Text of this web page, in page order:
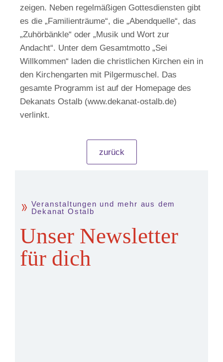
zeigen. Neben regelmäßigen Gottesdiensten gibt
es die „Familienträume“, die „Abendquelle“, das
„Zuhörbänkle“ oder „Musik und Wort zur
Andacht“. Unter dem Gesamtmotto „Sei
Willkommen“ laden die christlichen Kirchen ein in
den Kirchengarten mit Pilgermuschel. Das
gesamte Programm ist auf der Homepage des
Dekanats Ostalb (www.dekanat-ostalb.de)
verlinkt.
zurück
Veranstaltungen und mehr aus dem
Dekanat Ostalb
Unser Newsletter
für dich